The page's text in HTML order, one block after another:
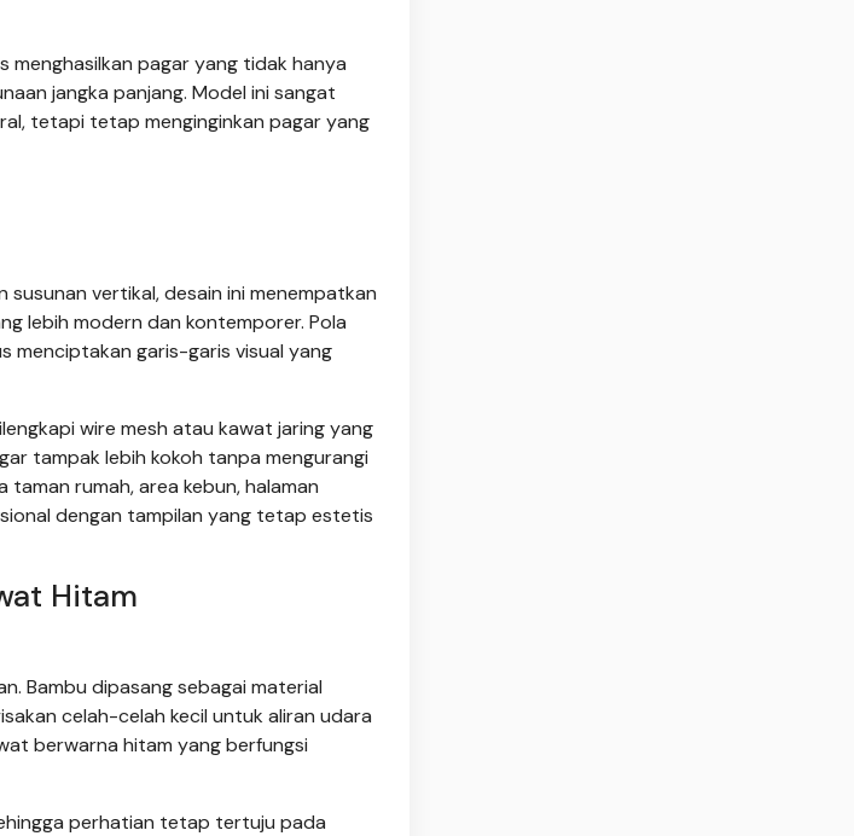
menghasilkan pagar yang tidak hanya
jangka panjang. Model ini sangat
tetapi tetap menginginkan pagar yang
vertikal, desain ini menempatkan
lebih modern dan kontemporer. Pola
menciptakan garis-garis visual yang
wire mesh atau kawat jaring yang
tampak lebih kokoh tanpa mengurangi
rumah, area kebun, halaman
dengan tampilan yang tetap estetis
Hitam
Bambu dipasang sebagai material
celah-celah kecil untuk aliran udara
berwarna hitam yang berfungsi
perhatian tetap tertuju pada